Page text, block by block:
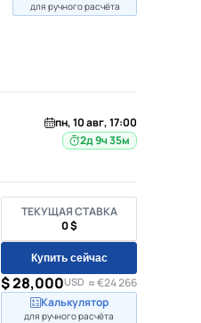
для ручного расчёта
пн, 10 авг, 17:00
2д 9ч 35м
ТЕКУЩАЯ СТАВКА
0 $
Купить сейчас
$ 28,000USD ≈ €24 266
Калькулятор
для ручного расчёта